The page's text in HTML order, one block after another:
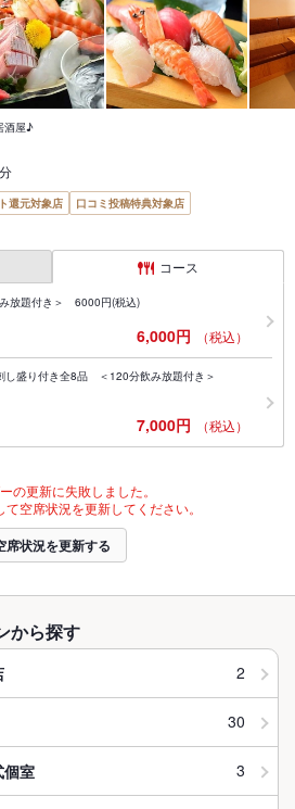
酒屋♪
還元対象店
口コミ投稿特典対象店
コース
放題付き＞ 6000円(税込)
6,000円 （税込）
し盛り付き全8品 ＜120分飲み放題付き＞
7,000円 （税込）
の更新に失敗しました。
空席状況を更新してください。
席状況を更新する
から探す
2
30
個室 3